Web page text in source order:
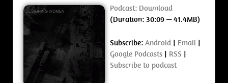
Podcast: Download
(Duration: 30:09 — 41.4MB)
Subscribe: Android | Email |
Google Podcasts | RSS |
Subscribe to podcast